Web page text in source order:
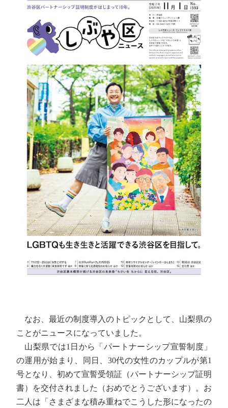
なお、最近の制度導入のトピックとして、山梨県の
ことがニュースになっていました。
山梨県では1日から「パートナーシップ宣誓制度」
の運用が始まり、同日、30代の女性のカップルが第1
号となり、初めて宣誓受領証（パートナーシップ証明
書）を交付されました（おめでとうございます）。お
二人は「さまざまな積み重ねでこうした形になったの